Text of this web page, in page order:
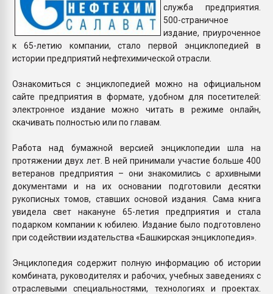
служба предприятия.
500-страничное
издание, приуроченное
к 65-летию компании, стало первой энциклопедией в
истории предприятий нефтехимической отрасли.
Ознакомиться с энциклопедией можно на официальном
сайте предприятия в формате, удобном для посетителей:
электронное издание можно читать в режиме онлайн,
скачивать полностью или по главам.
Работа над бумажной версией энциклопедии шла на
протяжении двух лет. В ней принимали участие больше 400
ветеранов предприятия – они знакомились с архивными
документами и на их основании подготовили десятки
рукописных томов, ставших основой издания. Сама книга
увидела свет накануне 65-летия предприятия и стала
подарком компании к юбилею. Издание было подготовлено
при содействии издательства «Башкирская энциклопедия».
Энциклопедия содержит полную информацию об истории
комбината, руководителях и рабочих, учебных заведениях с
отраслевыми специальностями, технологиях и проектах.